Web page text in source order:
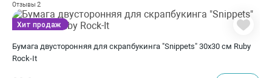
Отзывы 2
Бумага двусторонняя для скрапбукинга "Snippets" 30х30 см Ruby
Rock-It
Хит продаж